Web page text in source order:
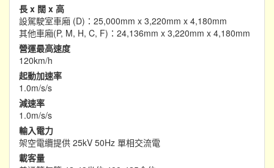
長 x 闊 x 高
設駕駛室車廂 (D)：25,000mm x 3,220mm x 4,180mm
其他車廂(P, M, H, C, F)：24,136mm x 3,220mm x 4,180mm
營運最高速度
120km/h
起動加速率
1.0m/s/s
減速率
1.0m/s/s
輸入電力
架空電纜提供 25kV 50Hz 單相交流電
載客量